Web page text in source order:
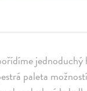
jednoduchý
paleta